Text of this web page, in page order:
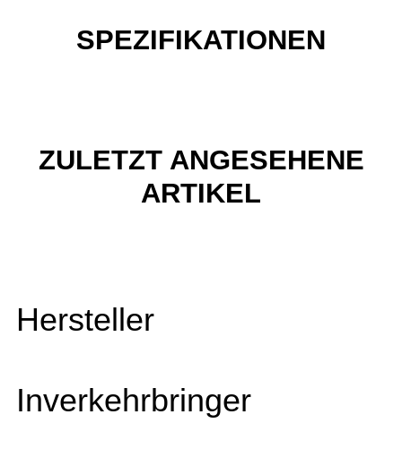
SPEZIFIKATIONEN
ZULETZT ANGESEHENE
ARTIKEL
Hersteller
Inverkehrbringer